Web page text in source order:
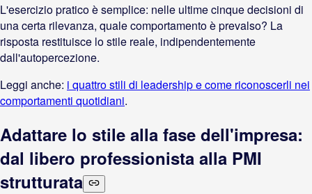
L'esercizio pratico è semplice: nelle ultime cinque decisioni di
una certa rilevanza, quale comportamento è prevalso? La
risposta restituisce lo stile reale, indipendentemente
dall'autopercezione.
Leggi anche: i quattro stili di leadership e come riconoscerli nei
comportamenti quotidiani.
Adattare lo stile alla fase dell'impresa:
dal libero professionista alla PMI
strutturata